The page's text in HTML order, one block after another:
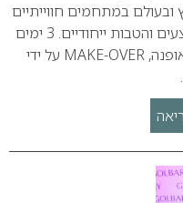
במתחמים חווייתיים
את הטרנדים החמים ביותר, לצד מבצעים והטבות ייחודיים. 3 ימים
של טיפוח ונשיות הכוללים תצוגות אופנה, MAKE-OVER על ידי